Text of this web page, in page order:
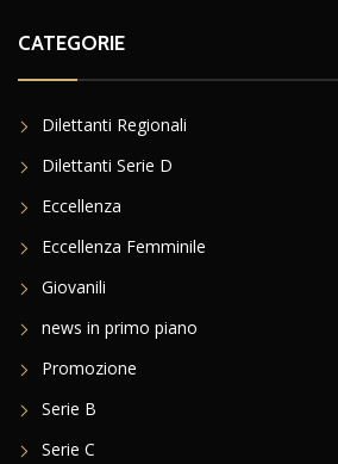
CATEGORIE
Dilettanti Regionali
Dilettanti Serie D
Eccellenza
Eccellenza Femminile
Giovanili
news in primo piano
Promozione
Serie B
Serie C